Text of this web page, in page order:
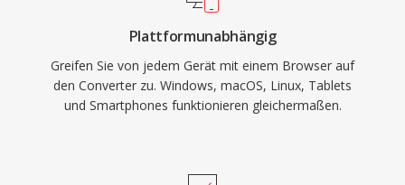
Plattformunabhängig
Greifen Sie von jedem Gerät mit einem Browser auf
den Converter zu. Windows, macOS, Linux, Tablets
und Smartphones funktionieren gleichermaßen.